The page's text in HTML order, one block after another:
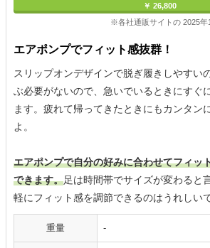
￥ 26,800
※各社通販サイトの 2025年
エアポンプでフィット感抜群！
スリップオンデザインで脱ぎ履きしやすい
ぶ必要がないので、急いでいるときにすぐ
ます。疲れて帰ってきたときにもカンタン
よ。
エアポンプで自分の好みに合わせてフィッ
できます。足は時間帯でサイズが変わると
軽にフィット感を調節できるのはうれしい
重量 -